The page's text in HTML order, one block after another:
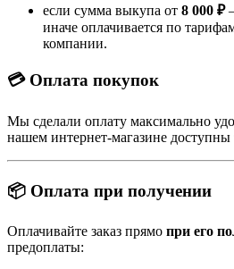
если сумма выкупа от 8 000 ₽
иначе оплачивается по
компании.
💳 Оплата покупок
Мы сделали оплату максимально
нашем интернет-магазине доступны
📦 Оплата при получении
Оплачивайте заказ прямо при его
предоплаты: